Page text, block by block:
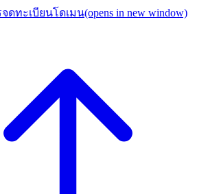
ดทะเบียนโดเมน(opens in new window)